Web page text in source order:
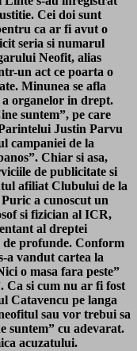
Cei doi sunt
ca ar fi avut o
seria si numarul
Neofit, alias
un act ce poarta o
Minunea se afla
organelor in drept.
suntem”, pe care
Justin Parvu
campaniei de la
Chiar si asa,
de publicitate si
afiliat Clubului de la
a cunoscut un
si fizician al ICR,
al dreptei
de profunde. Conform
a vandut cartea la
o masa fara peste”
Ca si cum nu ar fi fost
Catavencu pe langa
sau vor trebui sa
suntem” cu adevarat.
acuzatului.